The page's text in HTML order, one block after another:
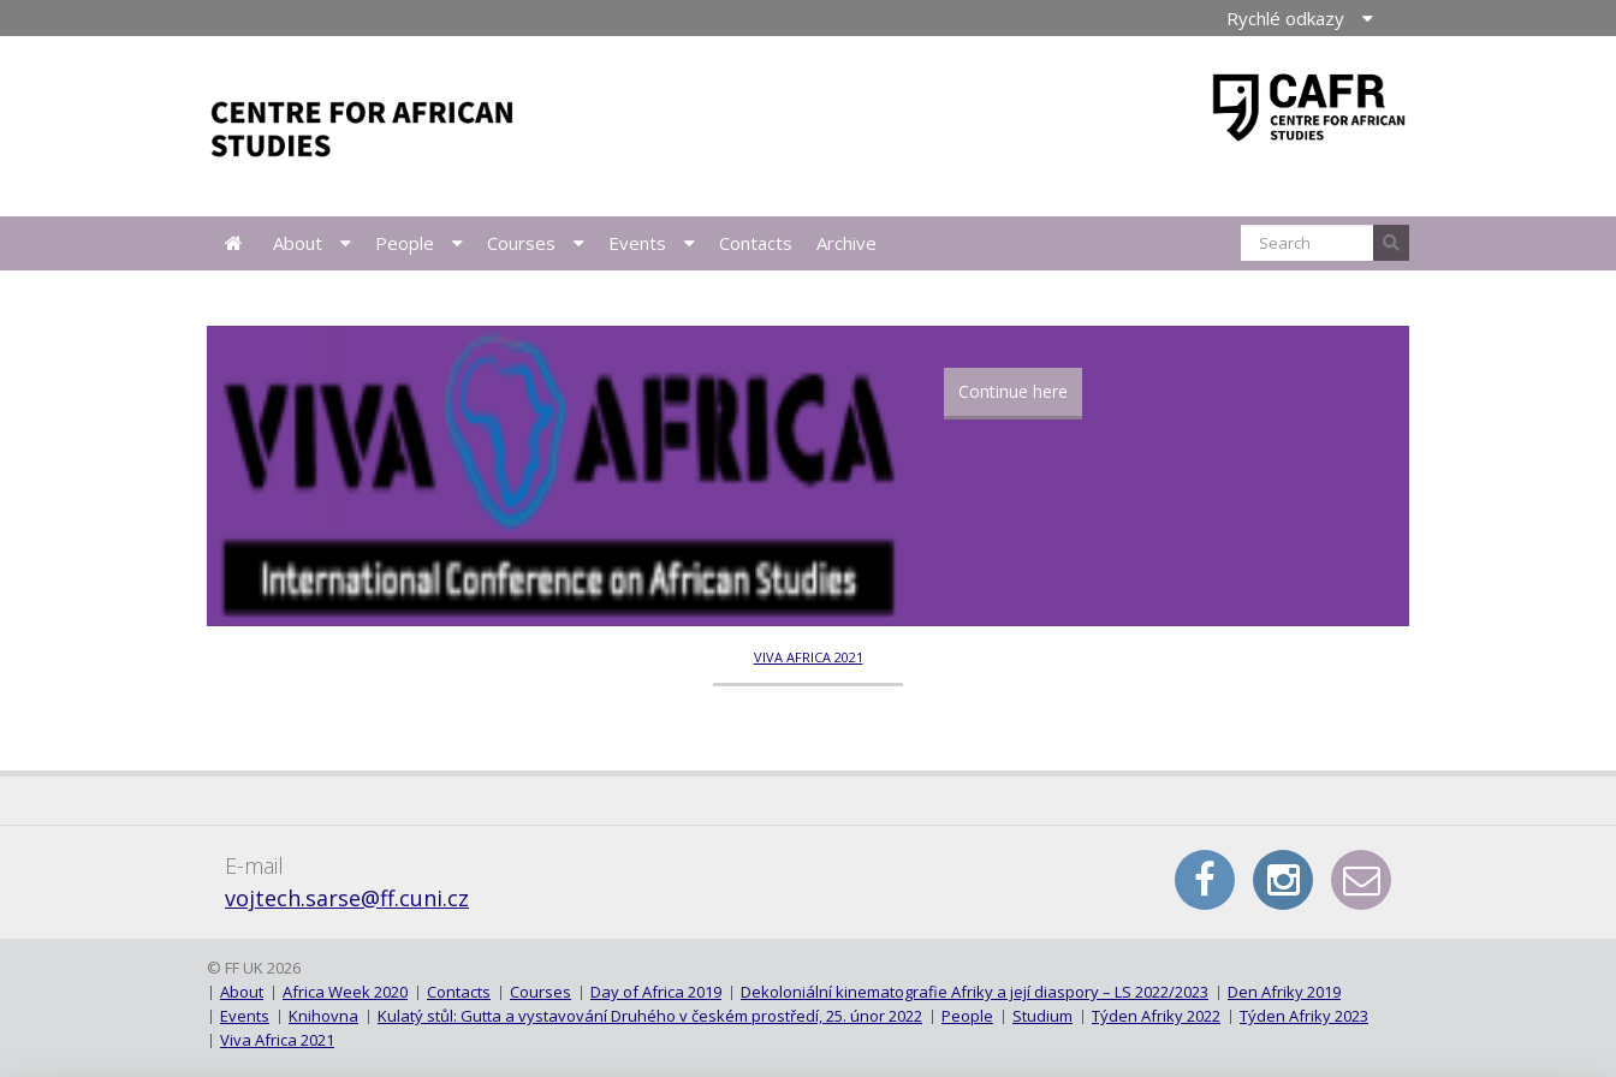
Continue here
VIVA AFRICA 2021
About People Courses Events Contacts Archive
Rychlé odkazy
E-mail
vojtech.sarse@ff.cuni.cz
© FF UK 2026
About
Africa Week 2020 Contacts Courses Day of Africa 2019 Dekoloniální kinematografie Afriky a její diaspory – LS 2022/2023
Den Afriky 2019
Events
Knihovna Kulatý stůl: Gutta a vystavování Druhého v českém prostředí, 25. únor 2022 People Studium Týden Afriky 2022
Týden Afriky 2023
Viva Africa 2021